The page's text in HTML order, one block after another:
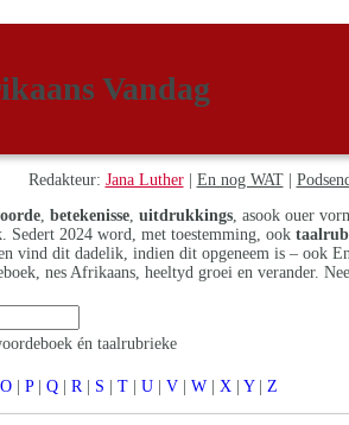
Vandag
Redakteur: Jana Luther| En nog WAT|
betekenisse uitdrukkings , asook ouer
Sedert 2024 word, met toestemming, ook
vind dit dadelik, indien dit opgeneem is – ook
nes Afrikaans, heeltyd groei en verander.
én taalrubrieke
O | P | Q | R | S | T | U | V | W | X | Y | Z